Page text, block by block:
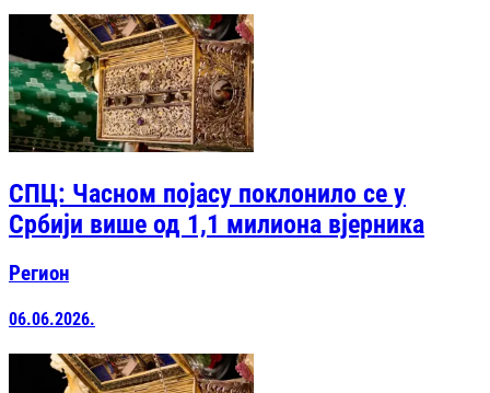
СПЦ: Часном појасу поклонило се у
Србији више од 1,1 милиона вjерника
Регион
06.06.2026.